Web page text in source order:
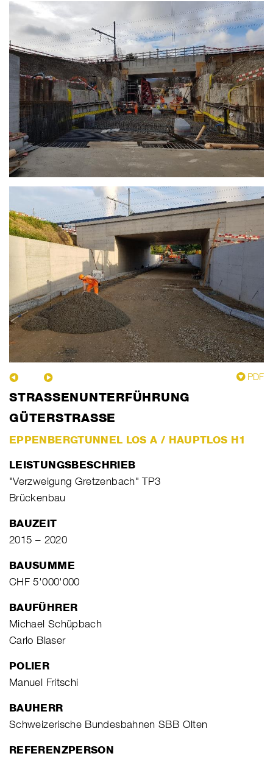
PDF
STRASSENUNTERFÜHRUNG
GÜTERSTRASSE
EPPENBERGTUNNEL LOS A / HAUPTLOS H1
LEISTUNGSBESCHRIEB
"Verzweigung Gretzenbach" TP3
Brückenbau
BAUZEIT
2015 – 2020
BAUSUMME
CHF 5'000'000
BAUFÜHRER
Michael Schüpbach
Carlo Blaser
POLIER
Manuel Fritschi
BAUHERR
Schweizerische Bundesbahnen SBB Olten
REFERENZPERSON